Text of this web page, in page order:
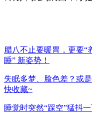
腊八不止要暖胃，更要“
睡” 新姿势！
失眠多梦、脸色差？或
快收藏~
睡觉时突然“踩空”猛抖